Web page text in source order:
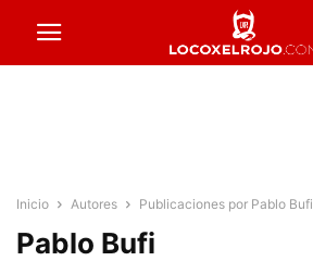
Inicio Autores Publicaciones por Pablo Bufi
Pablo Bufi